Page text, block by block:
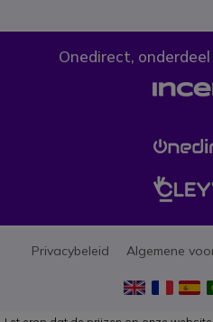
Onedirect, onderdeel
Privacybeleid Algemene